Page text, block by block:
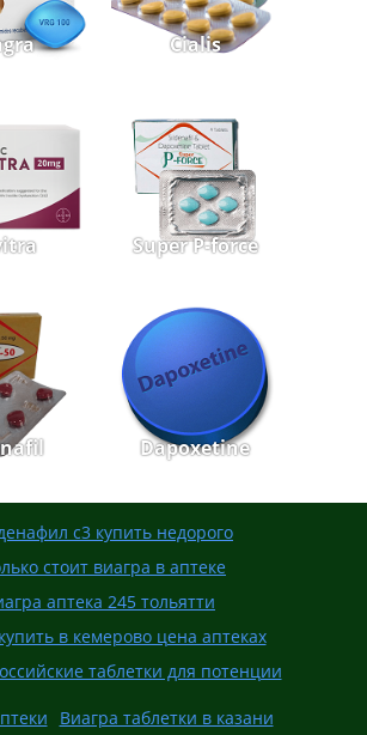
Cialis
Super P-force
Dapoxetine
с3 купить недорого
стоит виагра в аптеке
аптека 245 тольятти
в кемерово цена аптеках
таблетки для потенции
Виагра таблетки в казани